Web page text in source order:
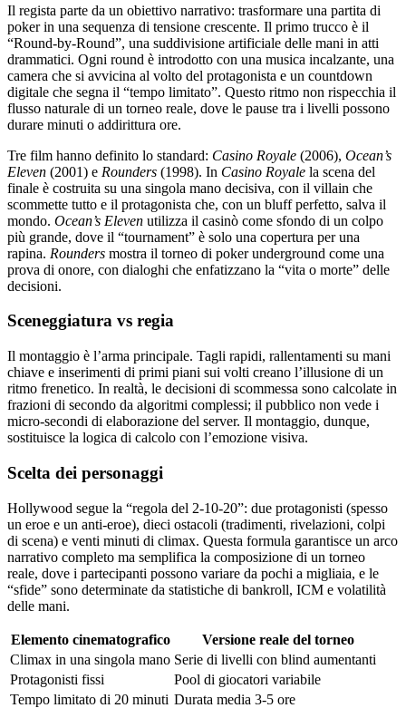
Il regista parte da un obiettivo narrativo: trasformare una partita di
poker in una sequenza di tensione crescente. Il primo trucco è il
“Round‑by‑Round”, una suddivisione artificiale delle mani in atti
drammatici. Ogni round è introdotto con una musica incalzante, una
camera che si avvicina al volto del protagonista e un countdown
digitale che segna il “tempo limitato”. Questo ritmo non rispecchia il
flusso naturale di un torneo reale, dove le pause tra i livelli possono
durare minuti o addirittura ore.
Tre film hanno definito lo standard: Casino Royale (2006), Ocean’s
Eleven (2001) e Rounders (1998). In Casino Royale la scena del
finale è costruita su una singola mano decisiva, con il villain che
scommette tutto e il protagonista che, con un bluff perfetto, salva il
mondo. Ocean’s Eleven utilizza il casinò come sfondo di un colpo
più grande, dove il “tournament” è solo una copertura per una
rapina. Rounders mostra il torneo di poker underground come una
prova di onore, con dialoghi che enfatizzano la “vita o morte” delle
decisioni.
Sceneggiatura vs regia
Il montaggio è l’arma principale. Tagli rapidi, rallentamenti su mani
chiave e inserimenti di primi piani sui volti creano l’illusione di un
ritmo frenetico. In realtà, le decisioni di scommessa sono calcolate in
frazioni di secondo da algoritmi complessi; il pubblico non vede i
micro‑secondi di elaborazione del server. Il montaggio, dunque,
sostituisce la logica di calcolo con l’emozione visiva.
Scelta dei personaggi
Hollywood segue la “regola del 2‑10‑20”: due protagonisti (spesso
un eroe e un anti‑eroe), dieci ostacoli (tradimenti, rivelazioni, colpi
di scena) e venti minuti di climax. Questa formula garantisce un arco
narrativo completo ma semplifica la composizione di un torneo
reale, dove i partecipanti possono variare da pochi a migliaia, e le
“sfide” sono determinate da statistiche di bankroll, ICM e volatilità
delle mani.
Elemento cinematografico
Versione reale del torneo
Climax in una singola mano Serie di livelli con blind aumentanti
Protagonisti fissi
Pool di giocatori variabile
Tempo limitato di 20 minuti Durata media 3‑5 ore